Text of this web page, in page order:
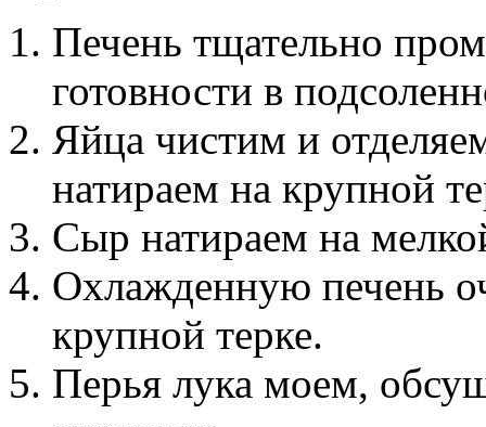
Печень тщательно
готовности в
Яйца чистим и
натираем на крупной
Сыр натираем на
Охлажденную печень
крупной терке.
Перья лука моем,